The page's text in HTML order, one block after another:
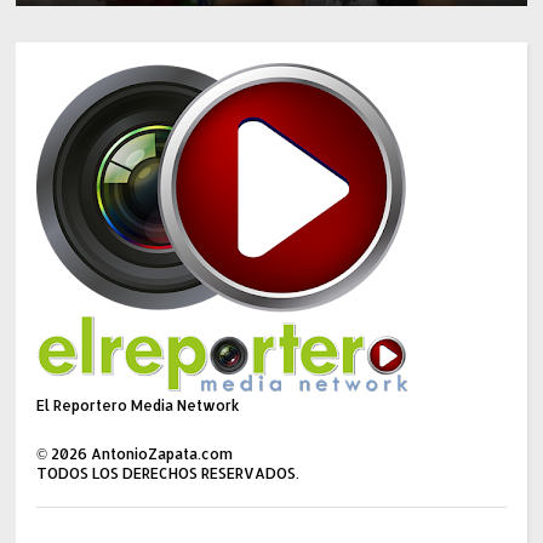
El Reportero Media Network
© 2026 AntonioZapata.com
TODOS LOS DERECHOS RESERVADOS.